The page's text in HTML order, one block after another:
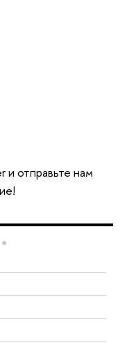
отправьте нам